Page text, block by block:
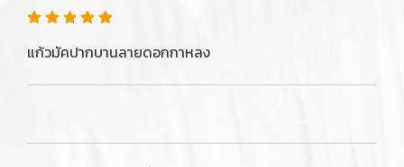
แก้วมัคปากบานลายดอกกาหลง